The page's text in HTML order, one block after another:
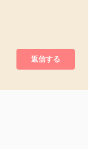
返信する